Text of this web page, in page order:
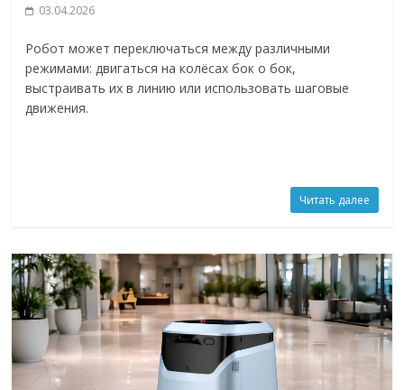
03.04.2026
Робот может переключаться между различными
режимами: двигаться на колёсах бок о бок,
выстраивать их в линию или использовать шаговые
движения.
Читать далее